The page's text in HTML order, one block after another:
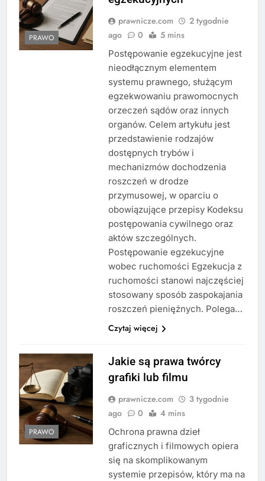
PRAWO
prawnicze.com
2 tygodnie
ago
0 5 mins
Postępowanie egzekucyjne jest
nieodłącznym elementem
systemu prawnego, służącym
egzekwowaniu prawomocnych
orzeczeń sądów oraz innych
organów. Celem artykułu jest
przedstawienie rodzajów
dostępnych trybów i
mechanizmów dochodzenia
roszczeń w drodze
przymusowej, w oparciu o
obowiązujące przepisy Kodeksu
postępowania cywilnego oraz
aktów szczególnych.
Postępowanie egzekucyjne
wobec ruchomości Egzekucja z
ruchomości stanowi najczęściej
stosowany sposób zaspokajania
roszczeń pieniężnych. Polega…
Czytaj więcej
PRAWO
Jakie są prawa twórcy
grafiki lub filmu
prawnicze.com
3 tygodnie
ago
0 4 mins
Ochrona prawna dzieł
graficznych i filmowych opiera
się na skomplikowanym
systemie przepisów, który ma na